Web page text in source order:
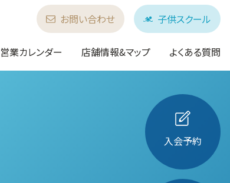
営業カレンダー 店舗情報&マップ よくある質問
お問い合わせ 子供スクール
入会予約